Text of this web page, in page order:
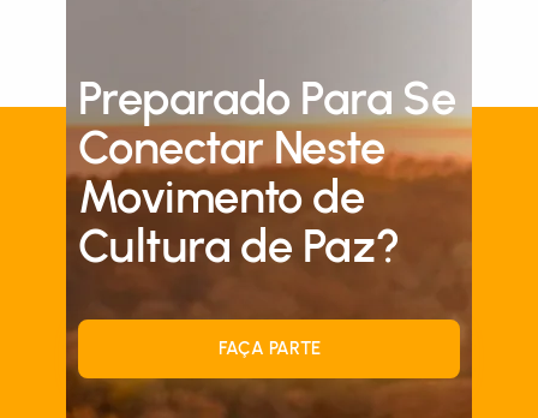
Preparado Para Se
Conectar Neste
Movimento de
Cultura de Paz?
FAÇA PARTE